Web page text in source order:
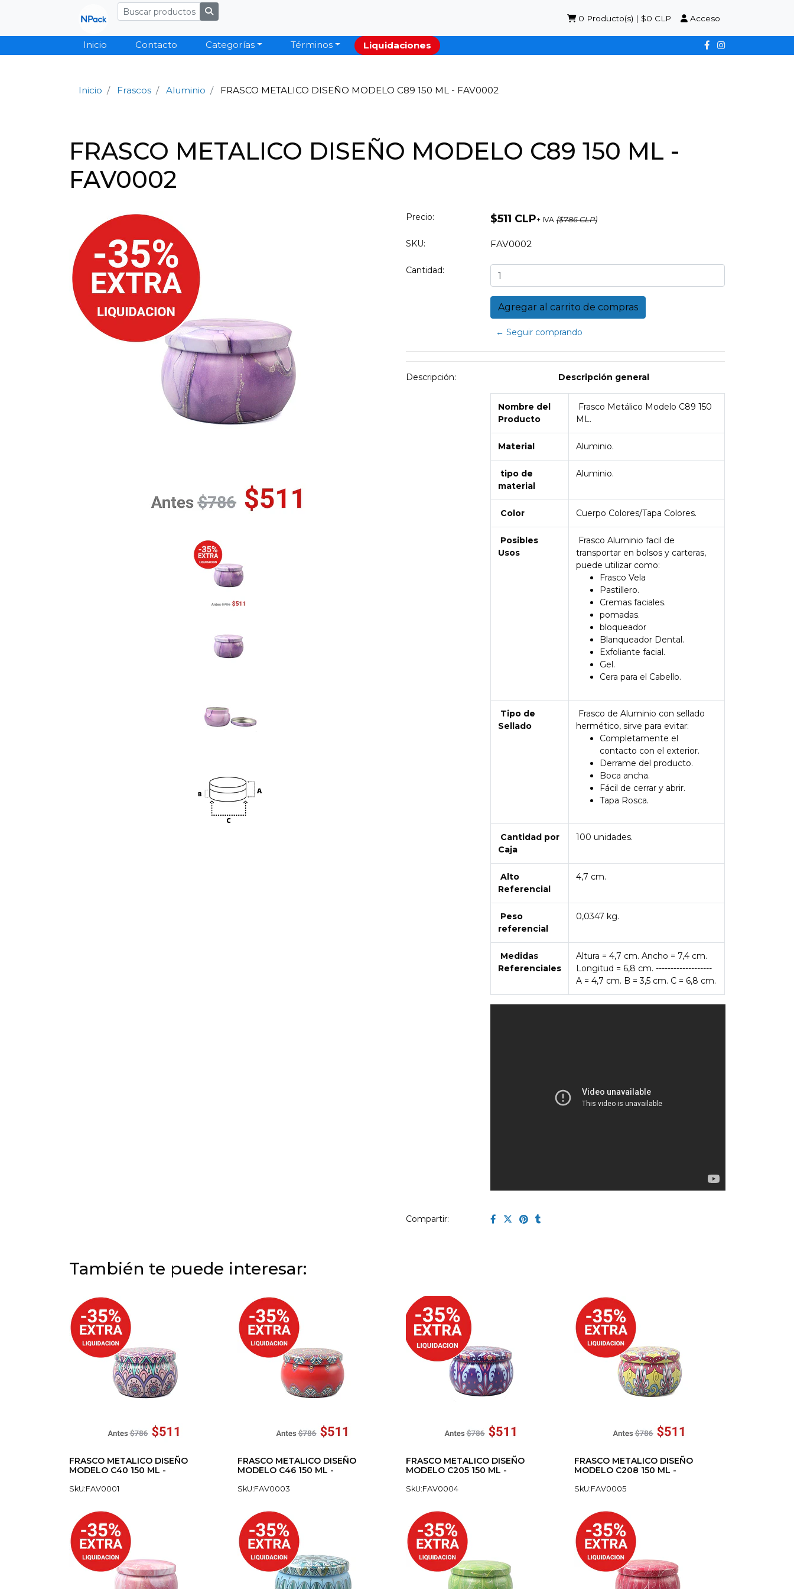
0 Producto(s) | $0 CLP Acceso
Inicio Contacto Categorías Términos Liquidaciones
Inicio Frascos Aluminio FRASCO METALICO DISEÑO MODELO C89 150 ML - FAV0002
FRASCO METALICO DISEÑO MODELO C89 150 ML -
FAV0002
Precio: $511 CLP+ IVA ($786 CLP)
SKU: FAV0002
Cantidad:
← Seguir comprando
Descripción: Descripción general
Nombre del
Producto
Frasco Metálico Modelo C89 150
ML.
Material Aluminio.
tipo de
material
Aluminio.
Color Cuerpo Colores/Tapa Colores.
Posibles
Usos
Frasco Aluminio facil de
transportar en bolsos y carteras,
puede utilizar como:
Frasco Vela
Pastillero.
Cremas faciales.
pomadas.
bloqueador
Blanqueador Dental.
Exfoliante facial.
Gel.
Cera para el Cabello.
Tipo de
Sellado
Frasco de Aluminio con sellado
hermético, sirve para evitar:
Completamente el
contacto con el exterior.
Derrame del producto.
Boca ancha.
Fácil de cerrar y abrir.
Tapa Rosca.
Cantidad por
Caja
100 unidades.
Alto
Referencial
4,7 cm.
Peso
referencial
0,0347 kg.
Medidas
Referenciales
Altura = 4,7 cm. Ancho = 7,4 cm.
Longitud = 6,8 cm. -------------------
A = 4,7 cm. B = 3,5 cm. C = 6,8 cm.
Compartir:
También te puede interesar:
FRASCO METALICO DISEÑO
MODELO C40 150 ML -
SkU:FAV0001
FRASCO METALICO DISEÑO
MODELO C46 150 ML -
SkU:FAV0003
FRASCO METALICO DISEÑO
MODELO C205 150 ML -
SkU:FAV0004
FRASCO METALICO DISEÑO
MODELO C208 150 ML -
SkU:FAV0005